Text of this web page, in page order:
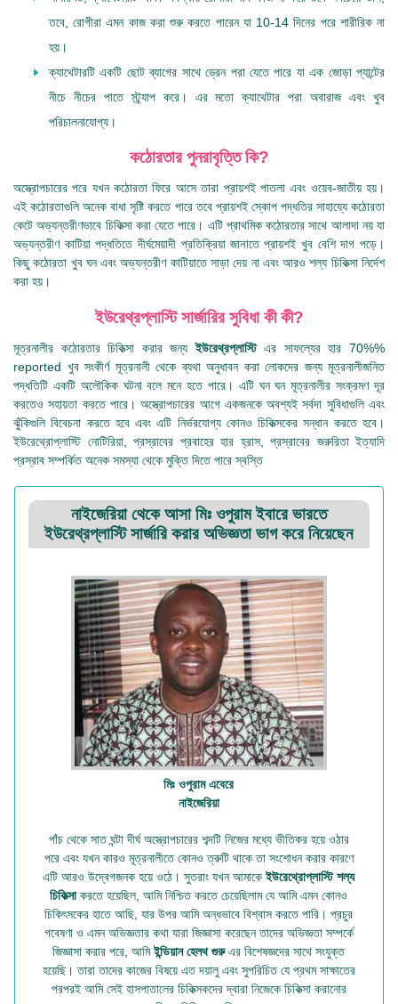
তবে, রোগীরা এমন কাজ করা শুরু করতে পারেন যা 10-14 দিনের পরে শারীরিক না
হয়।
ক্যাথেটারটি একটি ছোট ব্যাগের সাথে ড্রেন পরা যেতে পারে যা এক জোড়া প্যান্টের
নীচে নীচের পাতে স্ট্র্যাপ করে। এর মতো ক্যাথেটার পরা অবারাজ এবং খুব
পরিচালনাযোগ্য।
কঠোরতার পুনরাবৃত্তি কি?
অস্ত্রোপচারের পরে যখন কঠোরতা ফিরে আসে তারা প্রায়শই পাতলা এবং ওয়েব-জাতীয় হয়।
এই কঠোরতাগুলি অনেক বাধা সৃষ্টি করতে পারে তবে প্রায়শই স্কোপ পদ্ধতির সাহায্যে কঠোরতা
কেটে অভ্যন্তরীণভাবে চিকিত্সা করা যেতে পারে। এটি প্রাথমিক কঠোরতার সাথে আলাদা নয় যা
অভ্যন্তরীণ কাটিয়া পদ্ধতিতে দীর্ঘমেয়াদী প্রতিক্রিয়া জানাতে প্রায়শই খুব বেশি দাগ পড়ে।
কিছু কঠোরতা খুব ঘন এবং অভ্যন্তরীণ কাটিয়াতে সাড়া দেয় না এবং আরও শল্য চিকিত্সা নির্দেশ
করা হয়।
ইউরেথ্রপ্লাস্টি সার্জারির সুবিধা কী কী?
মূত্রনালীর কঠোরতার চিকিত্সা করার জন্যইউরেথ্রপ্লাস্টিএর সাফল্যের হার 70%%
reported খুব সংকীর্ণ মূত্রনালী থেকে ব্যথা অনুধাবন করা লোকদের জন্য মূত্রনালীজনিত
পদ্ধতিটি একটি অলৌকিক ঘটনা বলে মনে হতে পারে। এটি ঘন ঘন মূত্রনালীর সংক্রমণ দূর
করতেও সহায়তা করতে পারে। অস্ত্রোপচারের আগে একজনকে অবশ্যই সর্বদা সুবিধাগুলি এবং
ঝুঁকিগুলি বিবেচনা করতে হবে এবং এটি নির্ভরযোগ্য কোনও চিকিত্সকের সন্ধান করতে হবে।
ইউরেথ্রোপ্লাস্টি নোটিরিয়া, প্রস্রাবের প্রবাহের হার হ্রাস, প্রস্রাবের জরুরিতা ইত্যাদি
প্রস্রাব সম্পর্কিত অনেক সমস্যা থেকে মুক্তি দিতে পারে স্বস্তি
নাইজেরিয়া থেকে আসা মিঃ ওপুরাম ইবারে ভারতে
ইউরেথ্রপ্লাস্টি সার্জারি করার অভিজ্ঞতা ভাগ করে নিয়েছেন
মিঃ ওপুরাম এবেরে
নাইজেরিয়া
পাঁচ থেকে সাত ঘন্টা দীর্ঘ অস্ত্রোপচারের শব্দটি নিজের মধ্যে ভীতিকর হয়ে ওঠার
পরে এবং যখন কারও মূত্রনালীতে কোনও ত্রুটি থাকে তা সংশোধন করার কারণে
এটি আরও উদ্বেগজনক হয়ে ওঠে। সুতরাং যখন আমাকেইউরেথ্রোপ্লাস্টি শল্য
চিকিত্সাকরতে হয়েছিল, আমি নিশ্চিত করতে চেয়েছিলাম যে আমি এমন কোনও
চিকিৎসকের হাতে আছি, যার উপর আমি অন্ধভাবে বিশ্বাস করতে পারি। প্রচুর
গবেষণা ও এমন অভিজ্ঞতার কথা যারা জিজ্ঞাসা করেছেন তাদের অভিজ্ঞতা সম্পর্কে
জিজ্ঞাসা করার পরে, আমিইন্ডিয়ান হেলথ গুরুএর বিশেষজ্ঞদের সাথে সংযুক্ত
হয়েছি। তারা তাদের কাজের বিষয়ে এত দয়ালু এবং সুপরিচিত যে প্রথম সাক্ষাতের
পরপরই আমি সেই হাসপাতালের চিকিত্সকদের দ্বারা নিজেকে চিকিত্সা করানোর